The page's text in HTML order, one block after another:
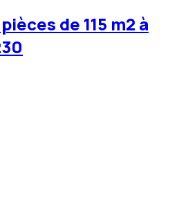
de 115 m2 à